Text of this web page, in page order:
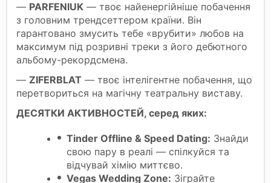
— PARFENIUK — твоє найенергійніше побачення
з головним трендсеттером країни. Він
гарантовано змусить тебе «врубити» любов на
максимум під розривні треки з його дебютного
альбому-рекордсмена.
— ZIFERBLAT — твоє інтелігентне побачення, що
перетвориться на магічну театральну виставу.
ДЕСЯТКИ АКТИВНОСТЕЙ, серед яких:
Tinder Offline & Speed Dating: Знайди
свою пару в реалі — спілкуйся та
відчувай хімію миттєво.
Vegas Wedding Zone: Зіграйте